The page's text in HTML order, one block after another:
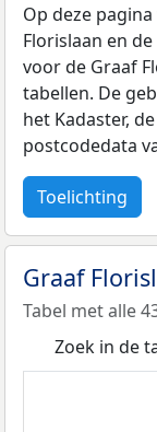
Op deze
Florislaan en
voor de Graaf
tabellen. De
het Kadaster, de
postcodedata
Toelichting
Graaf
Tabel met alle
Zoek in de